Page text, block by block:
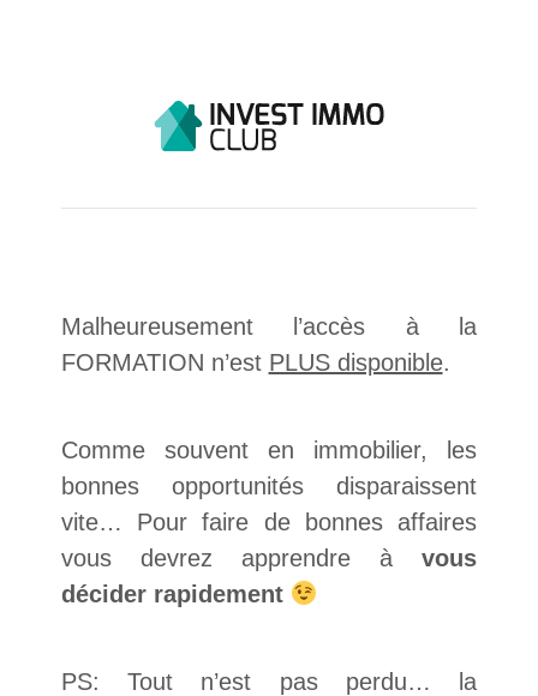
Malheureusement l’accès à la
FORMATION n’est PLUS disponible.
Comme souvent en immobilier, les
bonnes opportunités disparaissent
vite… Pour faire de bonnes affaires
vous devrez apprendre àvous
décider rapidement
PS: Tout n’est pas perdu… la